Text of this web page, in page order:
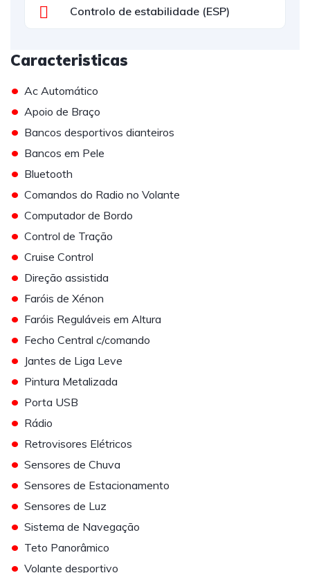
Controlo de estabilidade (ESP)
Caracteristicas
• Ac Automático
• Apoio de Braço
• Bancos desportivos dianteiros
• Bancos em Pele
• Bluetooth
• Comandos do Radio no Volante
• Computador de Bordo
• Control de Tração
• Cruise Control
• Direção assistida
• Faróis de Xénon
• Faróis Reguláveis em Altura
• Fecho Central c/comando
• Jantes de Liga Leve
• Pintura Metalizada
• Porta USB
• Rádio
• Retrovisores Elétricos
• Sensores de Chuva
• Sensores de Estacionamento
• Sensores de Luz
• Sistema de Navegação
• Teto Panorâmico
• Volante desportivo